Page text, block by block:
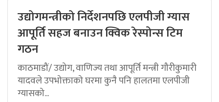
उद्योगमन्त्रीको निर्देशनपछि एलपीजी ग्यास
आपूर्ति सहज बनाउन क्विक रेस्पोन्स टिम
गठन
काठमाडौं/ उद्योग, वाणिज्य तथा आपूर्ति मन्त्री गौरीकुमारी
यादवले उपभोक्ताको घरमा कुनै पनि हालतमा एलपीजी
ग्यासको...